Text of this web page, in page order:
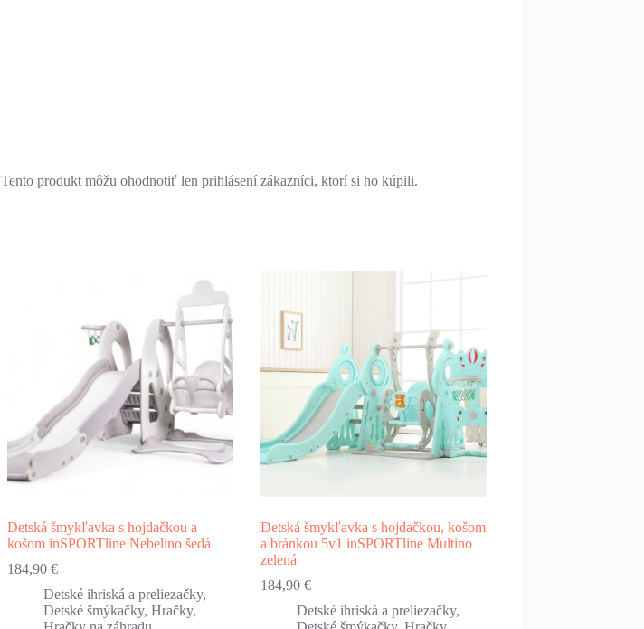
Tento produkt môžu ohodnotiť len prihlásení zákazníci, ktorí si ho kúpili.
Detská šmykľavka s hojdačkou a
košom inSPORTline Nebelino šedá
184,90 €
Detské ihriská a preliezačky,
Detské šmýkačky, Hračky,
Detská šmykľavka s hojdačkou, košom
a bránkou 5v1 inSPORTline Multino
zelená
184,90 €
Detské ihriská a preliezačky,